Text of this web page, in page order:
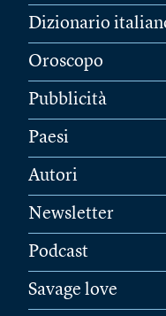
Dizionario
Oroscopo
Pubblicità
Paesi
Autori
Newsletter
Podcast
Savage love